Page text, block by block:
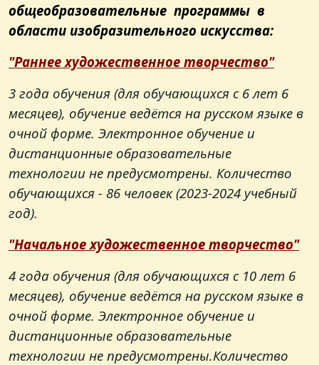
общеобразовательные программы в
области изобразительного искусства:
"Раннее художественное творчество"
3 года обучения (для обучающихся с 6 лет 6
месяцев), обучение ведётся на русском языке в
очной форме. Электронное обучение и
дистанционные образовательные
технологии не предусмотрены. Количество
обучающихся - 86 человек (2023-2024 учебный
год).
"Начальное художественное творчество"
4 года обучения (для обучающихся с 10 лет 6
месяцев), обучение ведётся на русском языке в
очной форме. Электронное обучение и
дистанционные образовательные
технологии не предусмотрены.Количество